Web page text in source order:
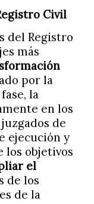
Civil
del Registro
más
por la
la
en los
de
ejecución y
los objetivos
el
de los
de la